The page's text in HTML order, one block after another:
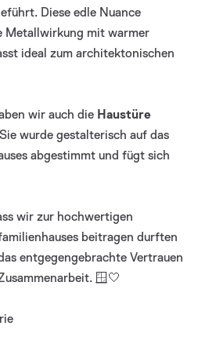
Diese edle Nuance
Metallwirkung mit warmer
ideal zum architektonischen
wir auch die Haustüre
wurde gestalterisch auf das
abgestimmt und fügt sich
wir zur hochwertigen
beitragen durften
entgegengebrachte Vertrauen
🪟🤍